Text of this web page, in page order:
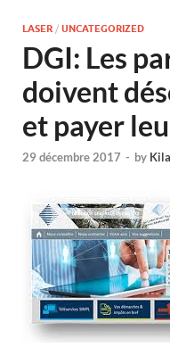
LASER / UNCATEGORIZED
DGI: Les
doivent
et payer
29 décembre 2017 - by